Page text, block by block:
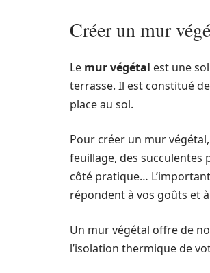
Créer un mur
Le mur végétal est une
terrasse. Il est constitué
place au sol.
Pour créer un mur
feuillage, des succulentes
côté pratique…
répondent à vos goûts et
Un mur végétal offre de
l’isolation thermique de